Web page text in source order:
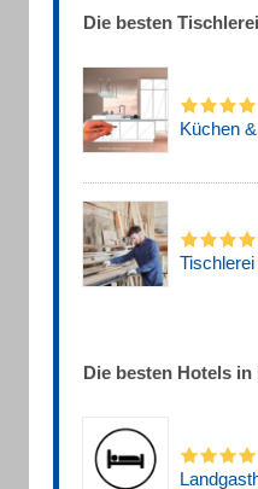
Die besten
Die besten Hotels